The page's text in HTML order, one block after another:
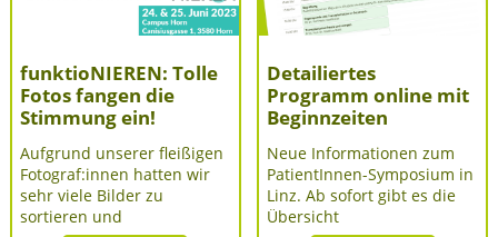
funktioNIEREN: Tolle
Fotos fangen die
Stimmung ein!
Aufgrund unserer fleißigen
Fotograf:innen hatten wir
sehr viele Bilder zu
sortieren und
Detailiertes
Programm online mit
Beginnzeiten
Neue Informationen zum
PatientInnen-Symposium in
Linz. Ab sofort gibt es die
Übersicht